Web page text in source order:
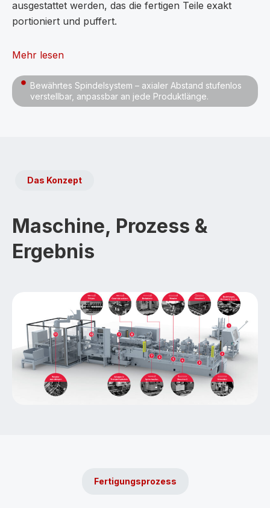
ausgestattet werden, das die fertigen Teile exakt
portioniert und puffert.
Mehr lesen
Bewährtes Spindelsystem – axialer Abstand stufenlos
verstellbar, anpassbar an jede Produktlänge.
Das Konzept
Maschine, Prozess &
Ergebnis
Fertigungsprozess